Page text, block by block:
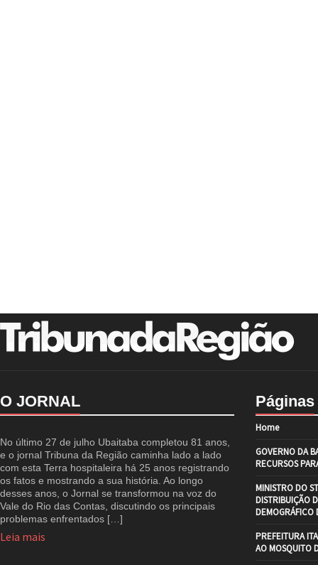
O JORNAL
No último 27 de julho Ubaitaba completou 81 anos,
e o jornal Tribuna da Região caminha lado a lado
com esta Terra hospitaleira há 25 anos registrando
os fatos e mostrando a sua história. Ao longo
desses anos, o Jornal se transformou na voz do
Vale do Rio das Contas, discutindo os principais
problemas enfrentados […]
Leia mais
Páginas
Home
GOVERNO DA
RECURSOS
MINISTRO DO
DISTRIBUIÇÃO
DEMOGRÁFICO
PREFEITURA
AO MOSQUITO